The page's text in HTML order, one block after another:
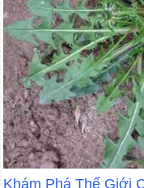
Khám Phá Thế Giới